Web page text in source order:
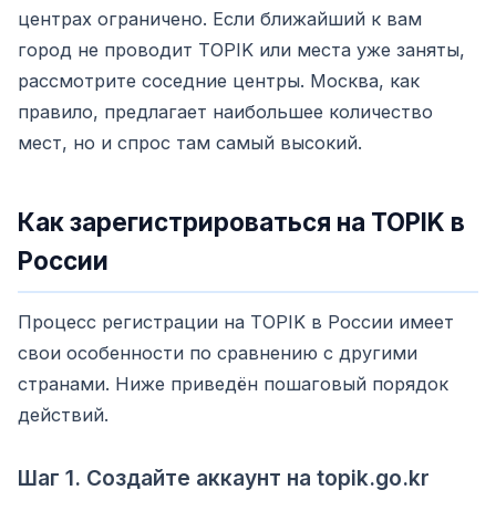
центрах ограничено. Если ближайший к вам
город не проводит TOPIK или места уже заняты,
рассмотрите соседние центры. Москва, как
правило, предлагает наибольшее количество
мест, но и спрос там самый высокий.
Как зарегистрироваться на TOPIK в
России
Процесс регистрации на TOPIK в России имеет
свои особенности по сравнению с другими
странами. Ниже приведён пошаговый порядок
действий.
Шаг 1. Создайте аккаунт на topik.go.kr